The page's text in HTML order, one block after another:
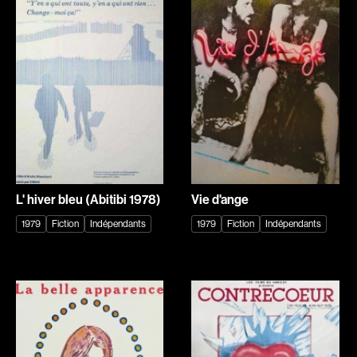
Explorer par
Genres
Action
Amateurs
Animation
Art
Aventure
Biographiques
Comédies
Comédies musicales
Documentaires
Drames
Famille
Fantastiques
Historiques
Horreur
Indépendants
Musicaux
Policiers
L' hiver bleu (Abitibi 1978)
1979 Fiction Indépendants
Vie d'ange
1979 Fiction Indépendants